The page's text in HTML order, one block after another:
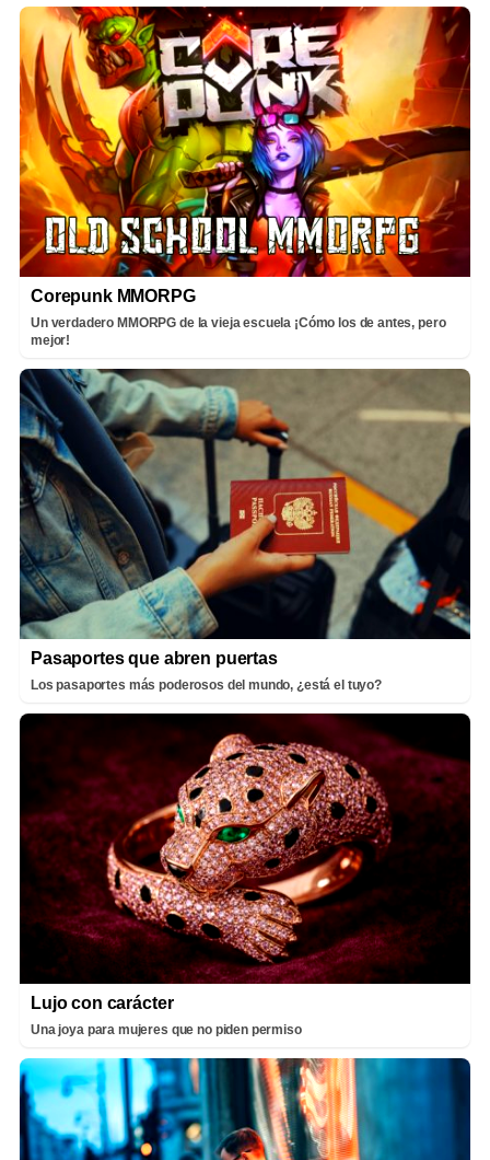
Corepunk MMORPG
Un verdadero MMORPG de la vieja escuela ¡Cómo los de antes, pero
mejor!
Pasaportes que abren puertas
Los pasaportes más poderosos del mundo, ¿está el tuyo?
Lujo con carácter
Una joya para mujeres que no piden permiso